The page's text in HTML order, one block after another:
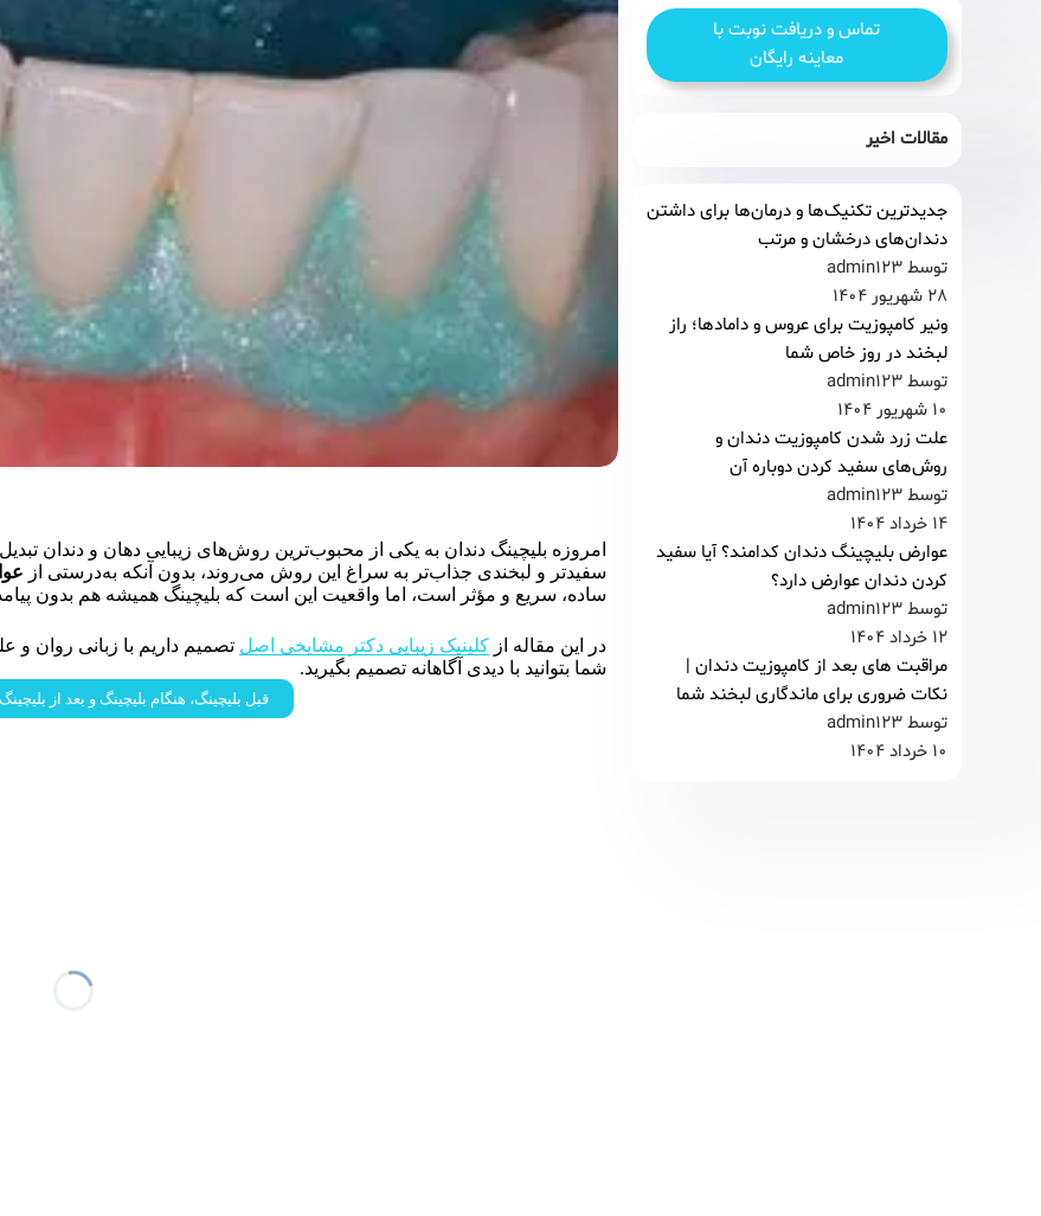
امروزه بلیچینگ دندان به یکی از محبوب‌ترین روش‌های زیبایی دهان و دندان
سفیدتر و لبخندی جذاب‌تر به سراغ این روش می‌روند، بدون آنکه به‌درستی از
ساده، سریع و مؤثر است، اما واقعیت این است که بلیچینگ همیشه هم بدون
در این مقاله ازکلینیک زیبایی دکتر مشایخی اصل تصمیم داریم با زبانی روان
شما بتوانید با دیدی آگاهانه تصمیم بگیرید.
قبل بلیچینگ، هنگام بلیچینگ و بعد از
تماس و دریافت نوبت با
معاینه رایگان
مقالات اخیر
جدیدترین تکنیک‌ها و درمان‌ها برای داشتن
دندان‌های درخشان و مرتب
توسط admin123
28 شهریور 1404
ونیر کامپوزیت برای عروس و دامادها؛ راز
لبخند در روز خاص شما
توسط admin123
10 شهریور 1404
علت زرد شدن کامپوزیت دندان و
روش‌های سفید کردن دوباره آن
توسط admin123
14 خرداد 1404
عوارض بلیچینگ دندان کدامند؟ آیا سفید
کردن دندان عوارض دارد؟
توسط admin123
12 خرداد 1404
مراقبت‌ های بعد از کامپوزیت دندان |
نکات ضروری برای ماندگاری لبخند شما
توسط admin123
10 خرداد 1404